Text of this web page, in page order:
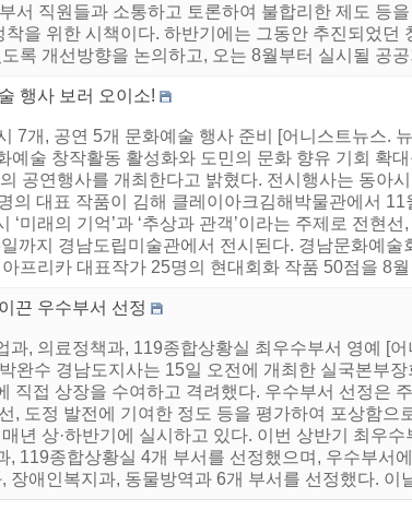
서 직원들과 소통하고 토론하여 불합리한 제도 등
을 위한 시책이다. 하반기에는 그동안 추진되었던
록 개선방향을 논의하고, 오는 8월부터 실시될 공
행사 보러 오이소!
7개, 공연 5개 문화예술 행사 준비 [어니스트뉴스.
예술 창작활동 활성화와 도민의 문화 향유 기회 확
공연행사를 개최한다고 밝혔다. 전시행사는 동아
의 대표 작품이 김해 클레이아크김해박물관에서 11
‘미래의 기억’과 ‘추상과 관객’이라는 주제로 전현
까지 경남도립미술관에서 전시된다. 경남문화예술
프리카 대표작가 25명의 현대회화 작품 50점을 8월
끈 우수부서 선정
과, 의료정책과, 119종합상황실 최우수부서 영예 [
완수 경남도지사는 15일 오전에 개최한 실국본부
직접 상장을 수여하고 격려했다. 우수부서 선정은
, 도정 발전에 기여한 정도 등을 평가하여 포상함으
년 상·하반기에 실시하고 있다. 이번 상반기 최우
, 119종합상황실 4개 부서를 선정했으며, 우수부서
장애인복지과, 동물방역과 6개 부서를 선정했다. 이